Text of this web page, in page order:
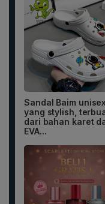
Sandal Baim unisex
yang stylish,
dari bahan karet
EVA...